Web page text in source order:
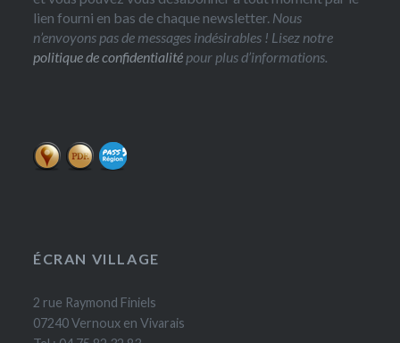
lien fourni en bas de chaque newsletter. Nous
n’envoyons pas de messages indésirables ! Lisez notre
politique de confidentialité pour plus d’informations.
ÉCRAN VILLAGE
2 rue Raymond Finiels
07240 Vernoux en Vivarais